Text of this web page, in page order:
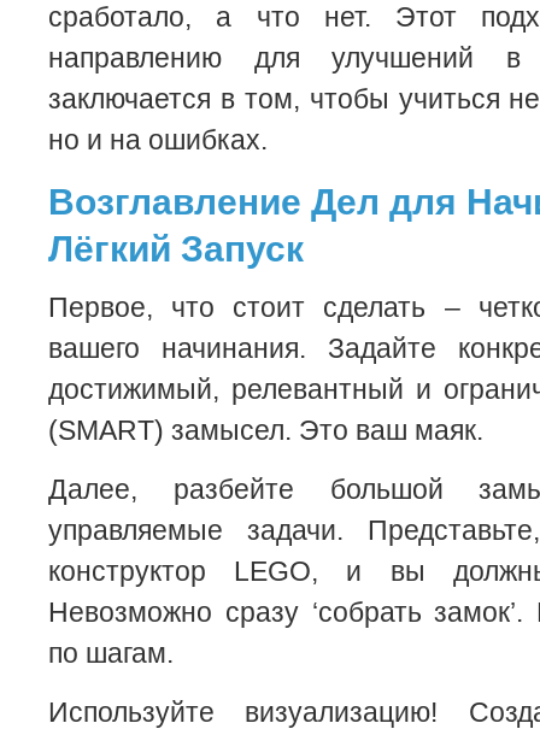
сработало, а что нет. Этот
направлению для улучшений в
заключается в том, чтобы учиться
но и на ошибках.
Возглавление Дел для
Лёгкий Запуск
Первое, что стоит сделать –
вашего начинания. Задайте
достижимый, релевантный и
(SMART) замысел. Это ваш маяк.
Далее, разбейте большой
управляемые задачи.
конструктор LEGO, и вы
Невозможно сразу ‘собрать
по шагам.
Используйте визуализацию!